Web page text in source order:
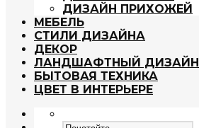
ДИЗАЙН ПРИХОЖЕЙ
МЕБЕЛЬ
СТИЛИ ДИЗАЙНА
ДЕКОР
ЛАНДШАФТНЫЙ ДИЗАЙН
БЫТОВАЯ ТЕХНИКА
ЦВЕТ В ИНТЕРЬЕРЕ